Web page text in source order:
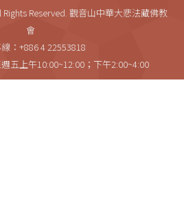
Reserved. 觀音山中華大悲法藏佛教
會
：+886 4 22553818
五上午10:00~12:00；下午2:00~4:00